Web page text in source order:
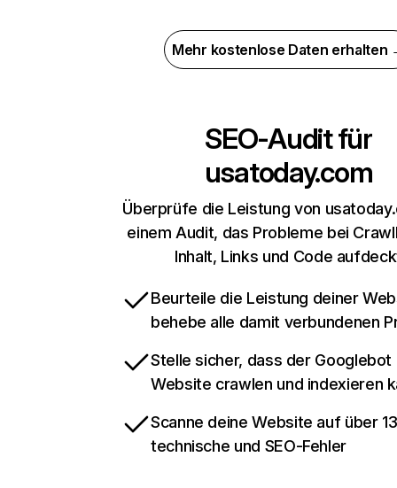
Mehr kostenlose Daten erhalten
SEO-Audit für
usatoday.com
Überprüfe die Leistung von
einem Audit, das Probleme bei
Inhalt, Links und Code
Beurteile die Leistung deiner
behebe alle damit verbundenen
Stelle sicher, dass der Googlebot
Website crawlen und indexieren
Scanne deine Website auf über
technische und SEO-Fehler